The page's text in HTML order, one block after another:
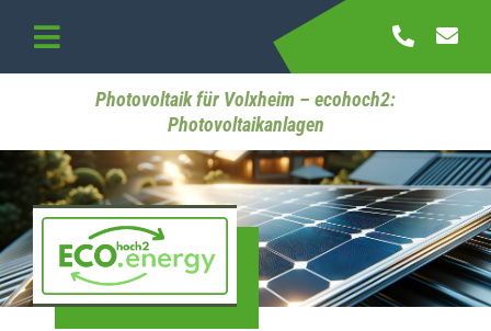
content
Toggle
Navigation
Startseite
Referenzen
Kontakt
Photovoltaik für Volxheim – ecohoch2:
Photovoltaikanlagen